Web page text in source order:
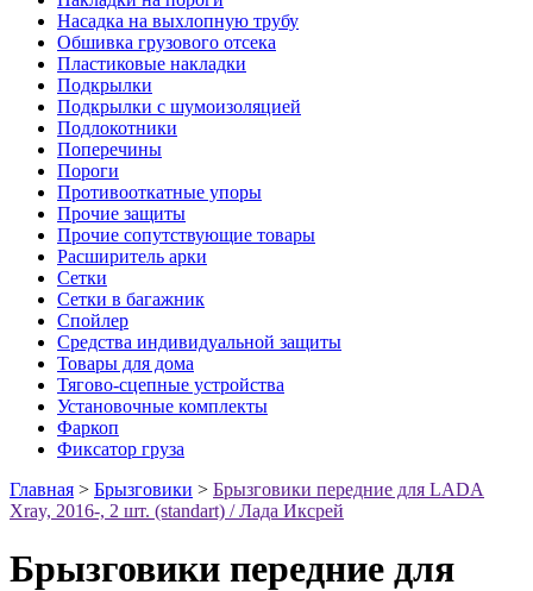
Насадка на выхлопную трубу
Обшивка грузового отсека
Пластиковые накладки
Подкрылки
Подкрылки с шумоизоляцией
Подлокотники
Поперечины
Пороги
Противооткатные упоры
Прочие защиты
Прочие сопутствующие товары
Расширитель арки
Сетки
Сетки в багажник
Спойлер
Средства индивидуальной защиты
Товары для дома
Тягово-сцепные устройства
Установочные комплекты
Фаркоп
Фиксатор груза
Главная > Брызговики > Брызговики передние для LADA
Xray, 2016-, 2 шт. (standart) / Лада Иксрей
Брызговики передние для